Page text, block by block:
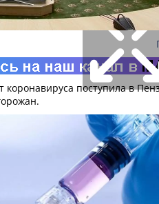
поступила в